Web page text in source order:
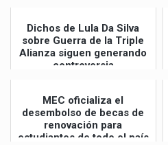
Dichos de Lula Da Silva
sobre Guerra de la Triple
Alianza siguen generando
controversia
MEC oficializa el
desembolso de becas de
renovación para
estudiantes de todo el país